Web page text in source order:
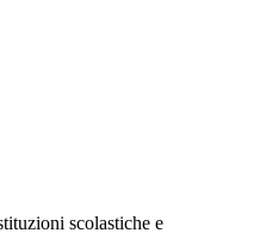
scolastiche e